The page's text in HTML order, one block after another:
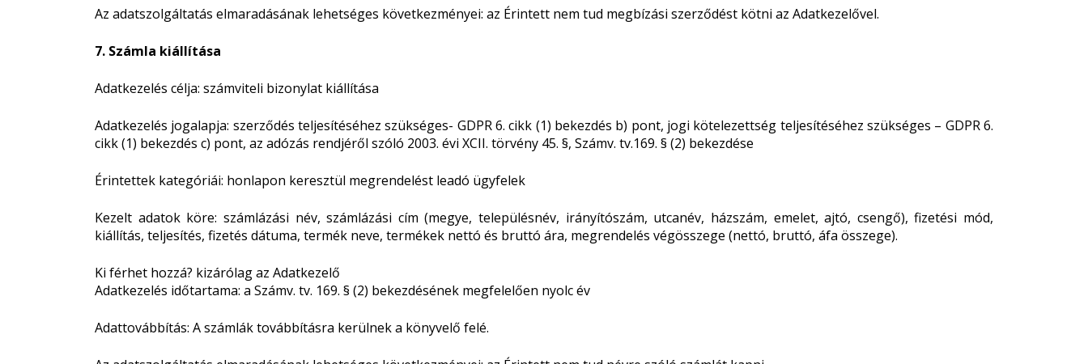
Az adatszolgáltatás elmaradásának lehetséges következményei: az Érintett nem tud megbízási szerződést kötni az Adatkezelővel.
7. Számla kiállítása
Adatkezelés célja: számviteli bizonylat kiállítása
Adatkezelés jogalapja: szerződés teljesítéséhez szükséges- GDPR 6. cikk (1) bekezdés b) pont, jogi kötelezettség teljesítéséhez szükséges – GDPR 6.
cikk (1) bekezdés c) pont, az adózás rendjéről szóló 2003. évi XCII. törvény 45. §, Számv. tv.169. § (2) bekezdése
Érintettek kategóriái: honlapon keresztül megrendelést leadó ügyfelek
Kezelt adatok köre: számlázási név, számlázási cím (megye, településnév, irányítószám, utcanév, házszám, emelet, ajtó, csengő), fizetési mód,
kiállítás, teljesítés, fizetés dátuma, termék neve, termékek nettó és bruttó ára, megrendelés végösszege (nettó, bruttó, áfa összege).
Ki férhet hozzá? kizárólag az Adatkezelő
Adatkezelés időtartama: a Számv. tv. 169. § (2) bekezdésének megfelelően nyolc év
Adattovábbítás: A számlák továbbításra kerülnek a könyvelő felé.